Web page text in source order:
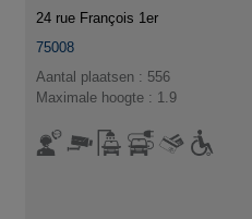
24 rue François 1er
75008
Aantal plaatsen : 556
Maximale hoogte : 1.9